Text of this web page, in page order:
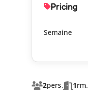
2pers. 1rm.
Pricing
Semaine